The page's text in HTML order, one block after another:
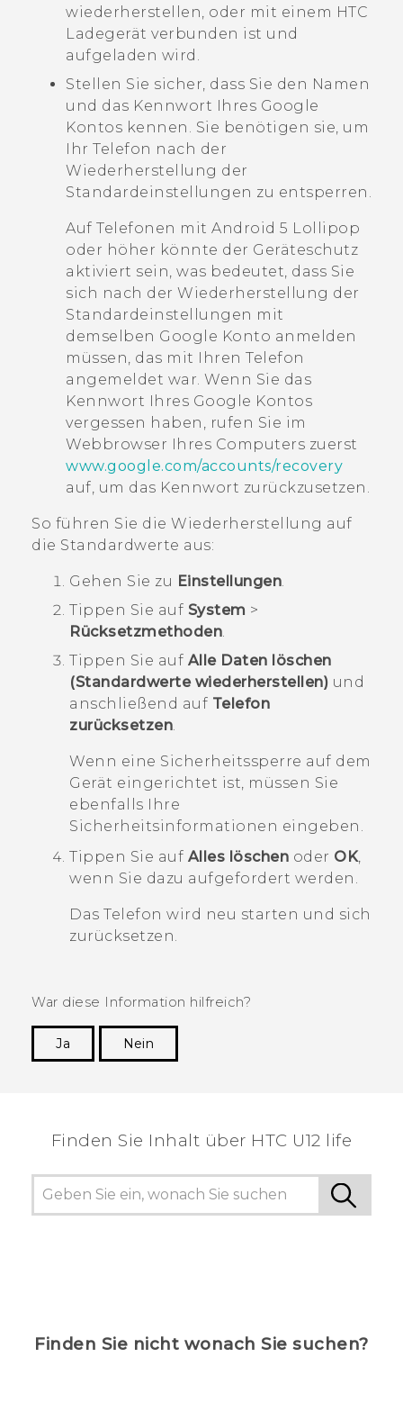
wiederherstellen, oder mit einem HTC
Ladegerät verbunden ist und
aufgeladen wird.
Stellen Sie sicher, dass Sie den Namen
und das Kennwort Ihres Google
Kontos kennen. Sie benötigen sie, um
Ihr Telefon nach der
Wiederherstellung der
Standardeinstellungen zu entsperren.
Auf Telefonen mit Android 5 Lollipop
oder höher könnte der Geräteschutz
aktiviert sein, was bedeutet, dass Sie
sich nach der Wiederherstellung der
Standardeinstellungen mit
demselben Google Konto anmelden
müssen, das mit Ihren Telefon
angemeldet war. Wenn Sie das
Kennwort Ihres Google Kontos
vergessen haben, rufen Sie im
Webbrowser Ihres Computers zuerst
www.google.com/accounts/recovery
auf, um das Kennwort zurückzusetzen.
So führen Sie die Wiederherstellung auf
die Standardwerte aus:
Gehen Sie zu Einstellungen.
Tippen Sie auf System >
Rücksetzmethoden.
Tippen Sie auf Alle Daten löschen
(Standardwerte wiederherstellen) und
anschließend auf Telefon
zurücksetzen.
Wenn eine Sicherheitssperre auf dem
Gerät eingerichtet ist, müssen Sie
ebenfalls Ihre
Sicherheitsinformationen eingeben.
Tippen Sie auf Alles löschen oder OK,
wenn Sie dazu aufgefordert werden.
Das Telefon wird neu starten und sich
zurücksetzen.
War diese Information hilfreich?
Ja
Nein
Finden Sie Inhalt über‎ HTC U12 life
Finden Sie nicht wonach Sie suchen?